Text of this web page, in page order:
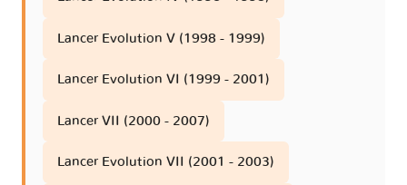
Lancer Evolution V (1998 - 1999)
Lancer Evolution VI (1999 - 2001)
Lancer VII (2000 - 2007)
Lancer Evolution VII (2001 - 2003)